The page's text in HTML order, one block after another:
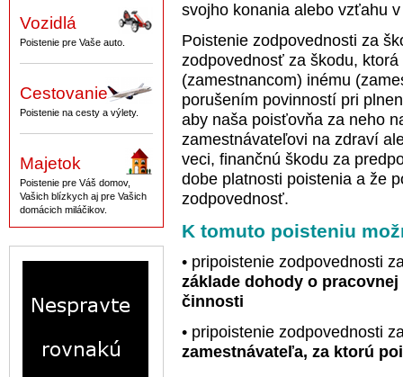
Vozidlá
Poistenie pre Vaše auto.
Cestovanie
Poistenie na cesty a výlety.
Majetok
Poistenie pre Váš domov,
Vašich blízkych aj pre Vašich
domácich miláčikov.
svojho konania alebo vzťahu
Poistenie zodpovednosti za
zodpovednosť za škodu,
(zamestnancom) inému
porušením povinností pri
aby naša poisťovňa za neho
zamestnávateľovi na zdraví
veci, finančnú škodu za
dobe platnosti poistenia a že
zodpovednosť.
K tomuto poisteniu
• pripoistenie zodpovednosti
základe dohody o
činnosti
• pripoistenie zodpovednosti
zamestnávateľa, za ktorú